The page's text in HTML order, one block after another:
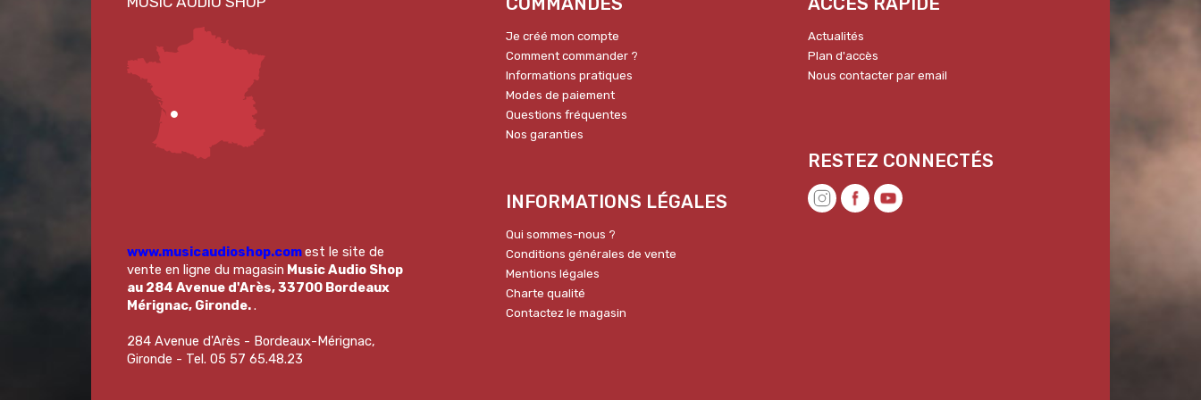
www.musicaudioshop.comest le site de
vente en ligne du magasin Music Audio Shop
au 284 Avenue d'Arès, 33700 Bordeaux
Mérignac, Gironde..
284 Avenue d'Arès - Bordeaux-Mérignac,
Gironde - Tel. 05 57 65.48.23
Je créé mon compte
Comment commander ?
Informations pratiques
Modes de paiement
Questions fréquentes
Nos garanties
INFORMATIONS LÉGALES
Qui sommes-nous ?
Conditions générales de vente
Mentions légales
Charte qualité
Contactez le magasin
Actualités
Plan d'accès
Nous contacter par email